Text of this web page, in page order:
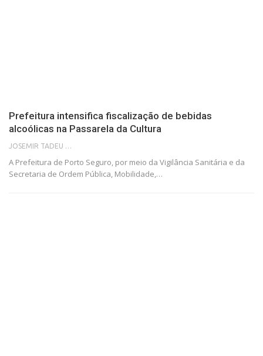
Prefeitura intensifica fiscalização de bebidas
alcoólicas na Passarela da Cultura
JOSEMIR TADEU FONSECA
A Prefeitura de Porto Seguro, por meio da Vigilância Sanitária e da
Secretaria de Ordem Pública, Mobilidade,…